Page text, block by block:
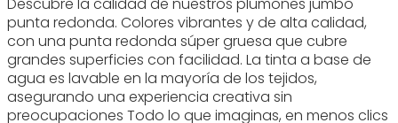
punta redonda. Colores vibrantes y de alta calidad,
con una punta redonda súper gruesa que cubre
grandes superficies con facilidad. La tinta a base de
agua es lavable en la mayoría de los tejidos,
asegurando una experiencia creativa sin
preocupaciones Todo lo que imaginas, en menos clics